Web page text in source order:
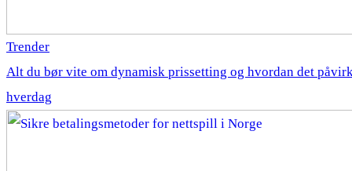
Trender
Alt du bør vite om dynamisk prissetting og hvordan det
hverdag